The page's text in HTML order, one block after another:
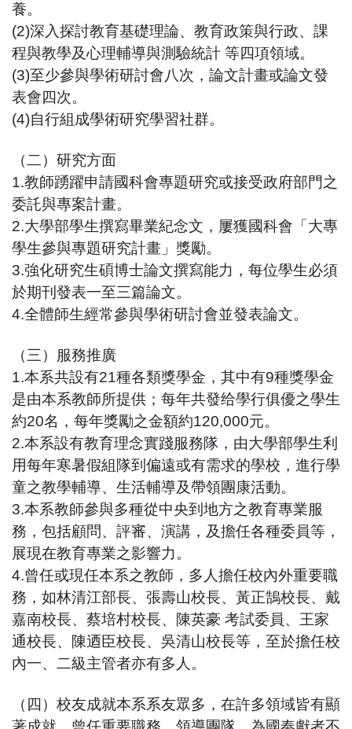
養。
(2)深入探討教育基礎理論、教育政策與行政、課
程與教學及心理輔導與測驗統計 等四項領域。
(3)至少參與學術研討會八次，論文計畫或論文發
表會四次。
(4)自行組成學術研究學習社群。
（二）研究方面
1.教師踴躍申請國科會專題研究或接受政府部門之
委託與專案計畫。
2.大學部學生撰寫畢業紀念文，屢獲國科會「大專
學生參與專題研究計畫」獎勵。
3.強化研究生碩博士論文撰寫能力，每位學生必須
於期刊發表一至三篇論文。
4.全體師生經常參與學術研討會並發表論文。
（三）服務推廣
1.本系共設有21種各類獎學金，其中有9種獎學金
是由本系教師所提供；每年共發给學行俱優之學生
約20名，每年獎勵之金額約120,000元。
2.本系設有教育理念實踐服務隊，由大學部學生利
用每年寒暑假組隊到偏遠或有需求的學校，進行學
童之教學輔導、生活輔導及帶領團康活動。
3.本系教師參與多種從中央到地方之教育專業服
務，包括顧問、評審、演講，及擔任各種委員等，
展現在教育專業之影響力。
4.曾任或現任本系之教師，多人擔任校內外重要職
務，如林清江部長、張壽山校長、黃正鵠校長、戴
嘉南校長、蔡培村校長、陳英豪 考試委員、王家
通校長、陳迺臣校長、吳清山校長等，至於擔任校
內一、二級主管者亦有多人。
（四）校友成就本系系友眾多，在許多領域皆有顯